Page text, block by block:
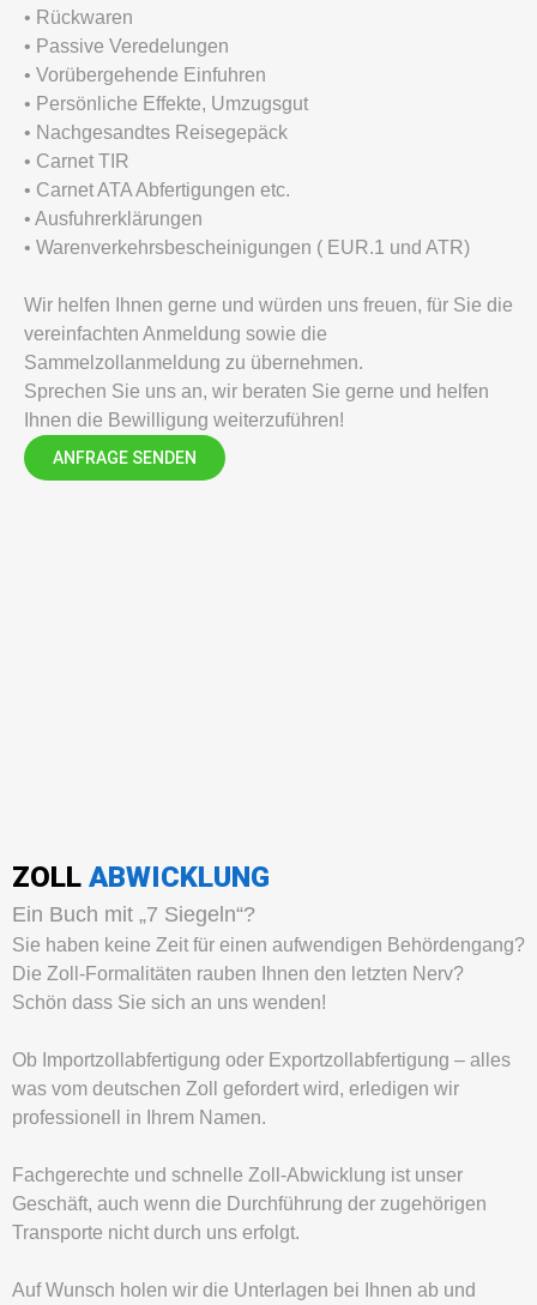
• Rückwaren
• Passive Veredelungen
• Vorübergehende Einfuhren
• Persönliche Effekte, Umzugsgut
• Nachgesandtes Reisegepäck
• Carnet TIR
• Carnet ATA Abfertigungen etc.
• Ausfuhrerklärungen
• Warenverkehrsbescheinigungen ( EUR.1 und ATR)
Wir helfen Ihnen gerne und würden uns freuen, für Sie die
vereinfachten Anmeldung sowie die
Sammelzollanmeldung zu übernehmen.
Sprechen Sie uns an, wir beraten Sie gerne und helfen
Ihnen die Bewilligung weiterzuführen!
ANFRAGE SENDEN
ZOLL ABWICKLUNG
Ein Buch mit „7 Siegeln“?
Sie haben keine Zeit für einen aufwendigen Behördengang?
Die Zoll-Formalitäten rauben Ihnen den letzten Nerv?
Schön dass Sie sich an uns wenden!
Ob Importzollabfertigung oder Exportzollabfertigung – alles
was vom deutschen Zoll gefordert wird, erledigen wir
professionell in Ihrem Namen.
Fachgerechte und schnelle Zoll-Abwicklung ist unser
Geschäft, auch wenn die Durchführung der zugehörigen
Transporte nicht durch uns erfolgt.
Auf Wunsch holen wir die Unterlagen bei Ihnen ab und